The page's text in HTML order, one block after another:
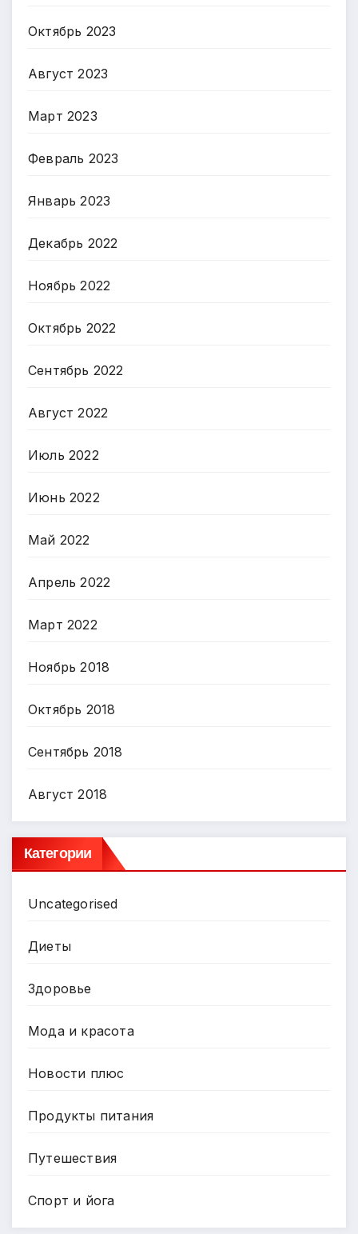
Октябрь 2023
Август 2023
Март 2023
Февраль 2023
Январь 2023
Декабрь 2022
Ноябрь 2022
Октябрь 2022
Сентябрь 2022
Август 2022
Июль 2022
Июнь 2022
Май 2022
Апрель 2022
Март 2022
Ноябрь 2018
Октябрь 2018
Сентябрь 2018
Август 2018
Категории
Uncategorised
Диеты
Здоровье
Мода и красота
Новости плюс
Продукты питания
Путешествия
Спорт и йога